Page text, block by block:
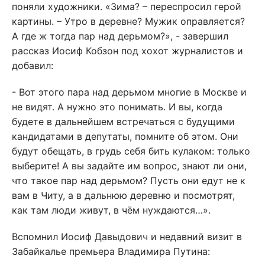
поняли художники. «Зима? – переспросил герой
картины. – Утро в деревне? Мужик оправляется?
А где ж тогда пар над дерьмом?», - завершил
рассказ Иосиф Кобзон под хохот журналистов и
добавил:
- Вот этого пара над дерьмом многие в Москве и
не видят. А нужно это понимать. И вы, когда
будете в дальнейшем встречаться с будущими
кандидатами в депутаты, помните об этом. Они
будут обещать, в грудь себя бить кулаком: только
выберите! А вы задайте им вопрос, знают ли они,
что такое пар над дерьмом? Пусть они едут не к
вам в Читу, а в дальнюю деревню и посмотрят,
как там люди живут, в чём нуждаются…».
Вспомнил Иосиф Давыдович и недавний визит в
Забайкалье премьера Владимира Путина: